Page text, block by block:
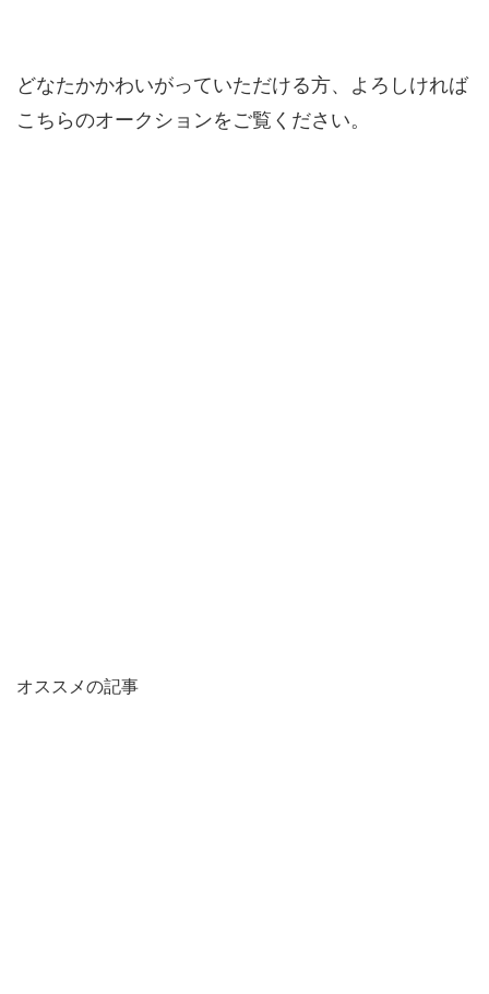
どなたかかわいがっていただける方、よろしければ
こちらのオークションをご覧ください。
オススメの記事